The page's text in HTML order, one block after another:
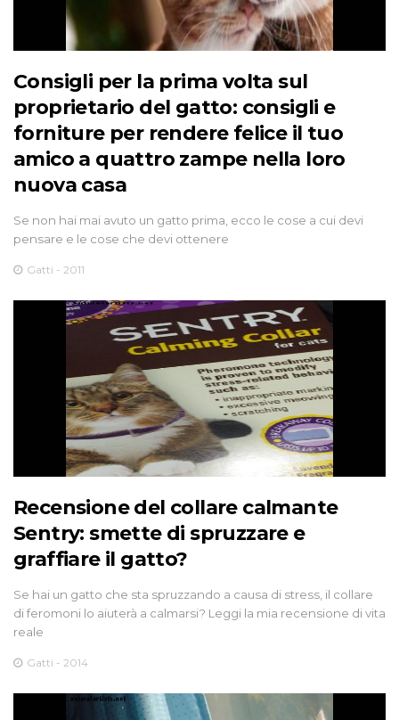
Consigli per la prima volta sul
proprietario del gatto: consigli e
forniture per rendere felice il tuo
amico a quattro zampe nella loro
nuova casa
Se non hai mai avuto un gatto prima, ecco le cose a cui devi
pensare e le cose che devi ottenere
Gatti - 2011
Recensione del collare calmante
Sentry: smette di spruzzare e
graffiare il gatto?
Se hai un gatto che sta spruzzando a causa di stress, il collare
di feromoni lo aiuterà a calmarsi? Leggi la mia recensione di vita
reale
Gatti - 2014